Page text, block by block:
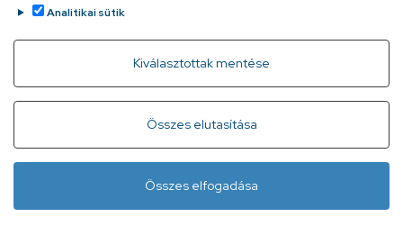
Analitikai sütik
Kiválasztottak mentése
Összes elutasítása
Withdraw consent
Összes elfogadása
Gyorslinkek
Adatvédelem Kapcsolat
+ 36 1 296 2556(normál díjas, 8:00-20:00 között
hívható)